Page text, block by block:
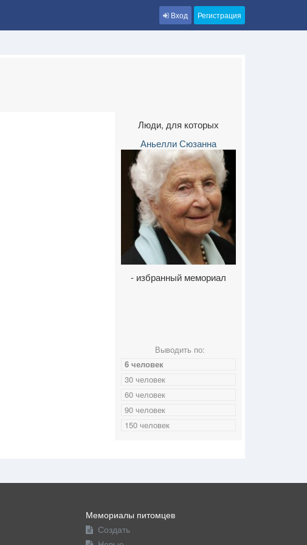
Вход Регистрация
Люди, для которых
Аньелли Сюзанна
- избранный мемориал
Выводить по:
6 человек
30 человек
60 человек
90 человек
150 человек
Мемориалы питомцев
Создать